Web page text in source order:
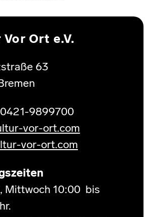
Ort e.V.
63
9899700
vor-ort.com
vor-ort.com
Mittwoch 10:00 bis